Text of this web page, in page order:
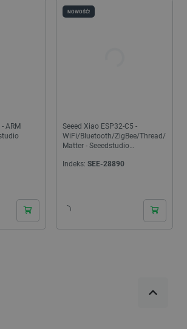
ARM
Seeed Xiao ESP32-C5 -
WiFi/Bluetooth/ZigBee/Thread/
Matter - Seeedstudio
Indeks: SEE-28890
NOWOŚĆ!
FUNKCJONALNOŚĆ
funkcji strony internetowej, takich
użytkownika i zarządzanie kontem.
plików cookie nie można
korzystać ze strony internetowej.